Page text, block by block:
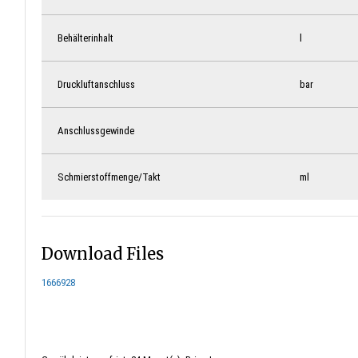
Behälterinhalt
Druckluftanschluss bar
Anschlussgewinde
Schmierstoffmenge/Takt ml
Download Files
1666928